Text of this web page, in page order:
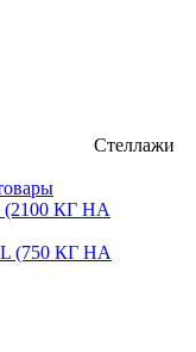
Стеллажи
КГ НА
(750 КГ НА